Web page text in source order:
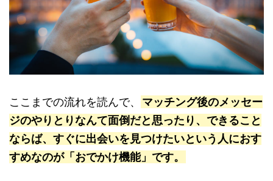
ここまでの流れを読んで、
マッチング後のメッセー
ジのやりとりなんて面倒だと思ったり、できること
ならば、すぐに出会いを見つけたいという人におす
すめなのが「おでかけ機能」です。